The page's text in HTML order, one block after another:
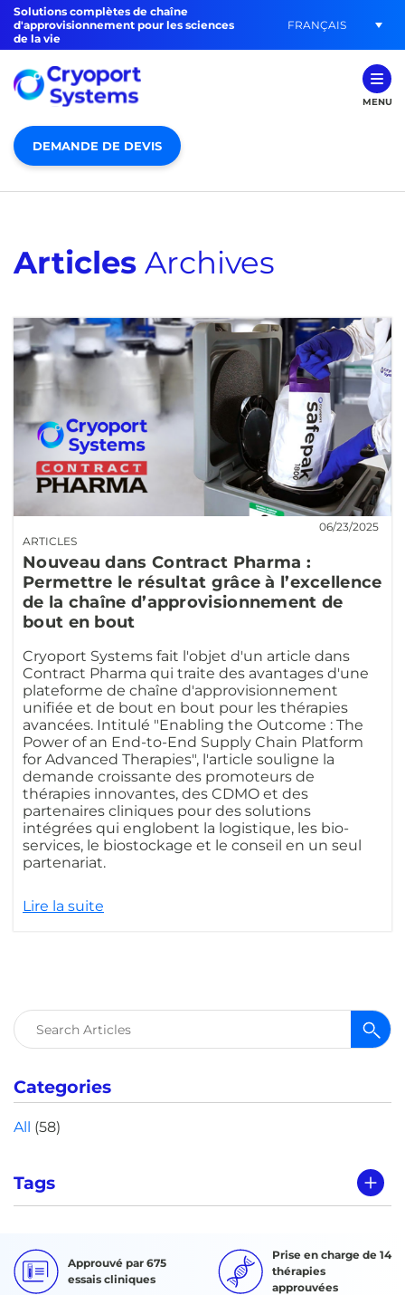
Solutions complètes de chaîne
d'approvisionnement pour les sciences
de la vie
FRANÇAIS
MENU
DEMANDE DE DEVIS
Articles Archives
ARTICLES
06/23/2025
Nouveau dans Contract Pharma :
Permettre le résultat grâce à l’excellence
de la chaîne d’approvisionnement de
bout en bout
Cryoport Systems fait l'objet d'un article dans
Contract Pharma qui traite des avantages d'une
plateforme de chaîne d'approvisionnement
unifiée et de bout en bout pour les thérapies
avancées. Intitulé "Enabling the Outcome : The
Power of an End-to-End Supply Chain Platform
for Advanced Therapies", l'article souligne la
demande croissante des promoteurs de
thérapies innovantes, des CDMO et des
partenaires cliniques pour des solutions
intégrées qui englobent la logistique, les bio-
services, le biostockage et le conseil en un seul
partenariat.
Lire la suite
Rechercher :
Categories
All (58)
Tags
Approuvé par 675
essais cliniques
Prise en charge de 14
thérapies
approuvées